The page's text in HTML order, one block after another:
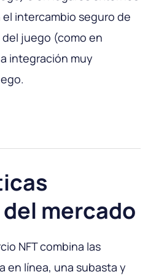
intercambio seguro de
juego (como en
integración muy
mercado
NFT combina las
en línea, una subasta y